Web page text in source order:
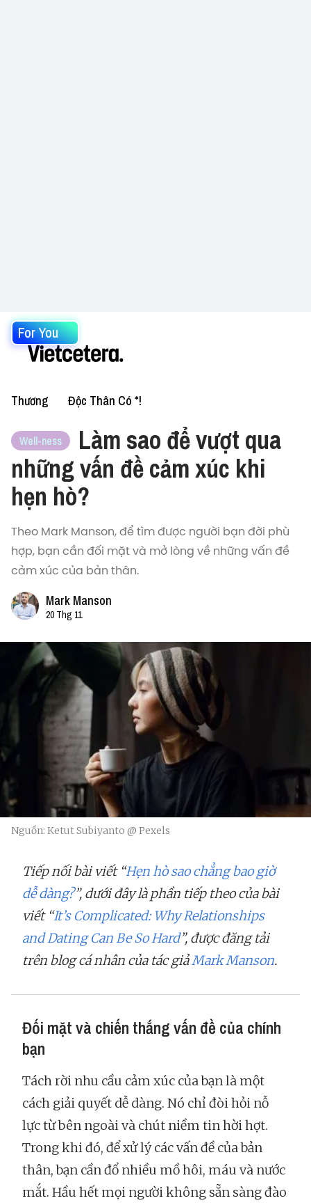
For You
Thương Độc Thân Có *!
Well-ness
Làm sao để vượt qua
những vấn đề cảm xúc khi
hẹn hò?
Theo Mark Manson, để tìm được người bạn đời phù
hợp, bạn cần đối mặt và mở lòng về những vấn đề
cảm xúc của bản thân.
Mark Manson
20 Thg 11
Nguồn: Ketut Subiyanto @ Pexels
Tiếp nối bài viết “Hẹn hò sao chẳng bao giờ
dễ dàng?”, dưới đây là phần tiếp theo của bài
viết “It’s Complicated: Why Relationships
and Dating Can Be So Hard”, được đăng tải
trên blog cá nhân của tác giảMark Manson.
Đối mặt và chiến thắng vấn đề của chính
bạn
Tách rời nhu cầu cảm xúc của bạn là một
cách giải quyết dễ dàng. Nó chỉ đòi hỏi nỗ
lực từ bên ngoài và chút niềm tin hời hợt.
Trong khi đó, để xử lý các vấn đề của bản
thân, bạn cần đổ nhiều mồ hôi, máu và nước
mắt. Hầu hết mọi người không sẵn sàng đào